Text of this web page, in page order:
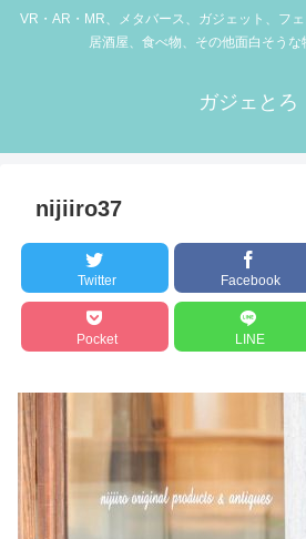
VR・AR・MR、メタバース、ガジェット、フェ
居酒屋、食べ物、その他面白そうな
ガジェとろ
nijiiro37
Twitter Facebook
Pocket LINE